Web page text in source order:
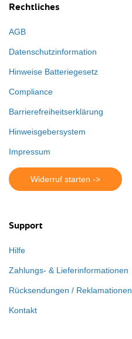
Rechtliches
AGB
Datenschutzinformation
Hinweise Batteriegesetz
Compliance
Barrierefreiheitserklärung
Hinweisgebersystem
Impressum
Widerruf starten ->
Support
Hilfe
Zahlungs- & Lieferinformationen
Rücksendungen / Reklamationen
Kontakt